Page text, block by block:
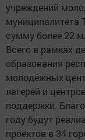
учреждений
муниципалитета
сумму более 22
Всего в рамках
образования
молодёжных
лагерей и
поддержки.
году будут
проектов в 34